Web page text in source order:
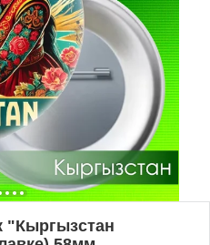
"Кыргызстан